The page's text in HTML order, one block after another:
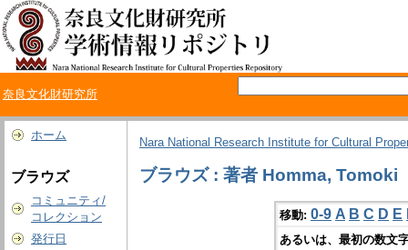
奈良文化財研究所
ホーム
ブラウズ
コミュニティ/
コレクション
発行日
Nara National Research Institute for Cultural
ブラウズ : 著者 Homma, Tomoki
移動: 0-9 A B C D E
あるいは、最初の数文